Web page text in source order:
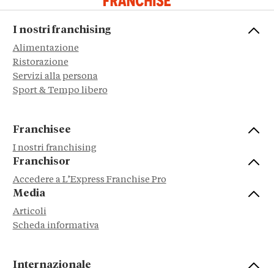
I nostri franchising
Alimentazione
Ristorazione
Servizi alla persona
Sport & Tempo libero
Franchisee
I nostri franchising
Franchisor
Accedere a L’Express Franchise Pro
Media
Articoli
Scheda informativa
Internazionale